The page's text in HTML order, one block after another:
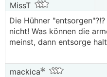
MissT
Die Hühner
nicht! Was können die
meinst, dann entsorge
mackica